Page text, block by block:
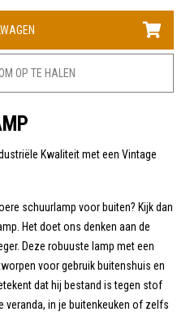
OP TE HALEN
Kwaliteit met een Vintage
schuurlamp voor buiten? Kijk dan
Het doet ons denken aan de
Deze robuuste lamp met een
voor gebruik buitenshuis en
dat hij bestand is tegen stof
veranda, in je buitenkeuken of zelfs